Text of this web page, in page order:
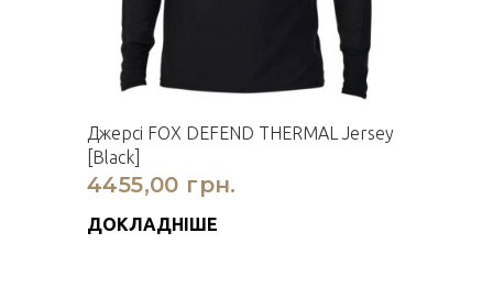
Джерсі FOX DEFEND THERMAL Jersey
[Black]
4455,00 грн.
ДОКЛАДНІШЕ